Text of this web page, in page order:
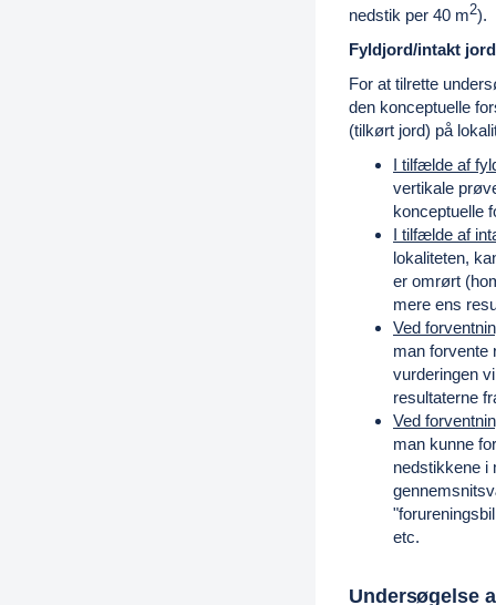
nedstik per 40 m2).
Fyldjord/intakt
For at tilrette
den konceptuelle
(tilkørt jord) på
I tilfælde af
vertikale
konceptuelle
I tilfælde af
lokaliteten,
er omrørt
mere ens
Ved
man forvente
vurderingen
resultaterne
Ved
man kunne
nedstikkene i
etc.
Undersøgelse